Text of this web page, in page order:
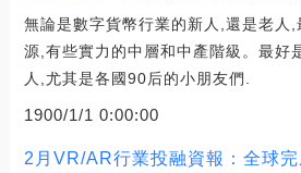
無論是數字貨幣行業的新人,還是老人
源,有些實力的中層和中產階級。最好
人,尤其是各國90后的小朋友們.
1900/1/1 0:00:00
2月VR/AR行業投融資報：全球